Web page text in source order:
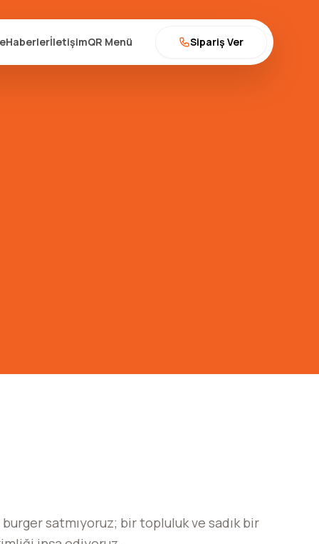
HaberlerİletişimQR Menü Sipariş Ver
satmıyoruz; bir topluluk ve sadık bir